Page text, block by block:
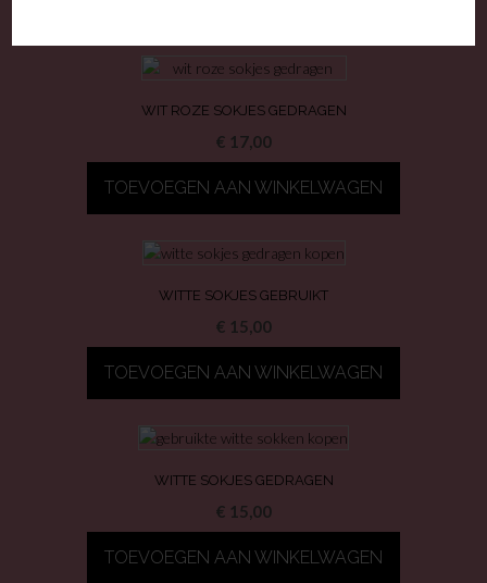
WIT ROZE SOKJES GEDRAGEN
€ 17,00
TOEVOEGEN AAN WINKELWAGEN
WITTE SOKJES GEBRUIKT
€ 15,00
TOEVOEGEN AAN WINKELWAGEN
WITTE SOKJES GEDRAGEN
€ 15,00
TOEVOEGEN AAN WINKELWAGEN